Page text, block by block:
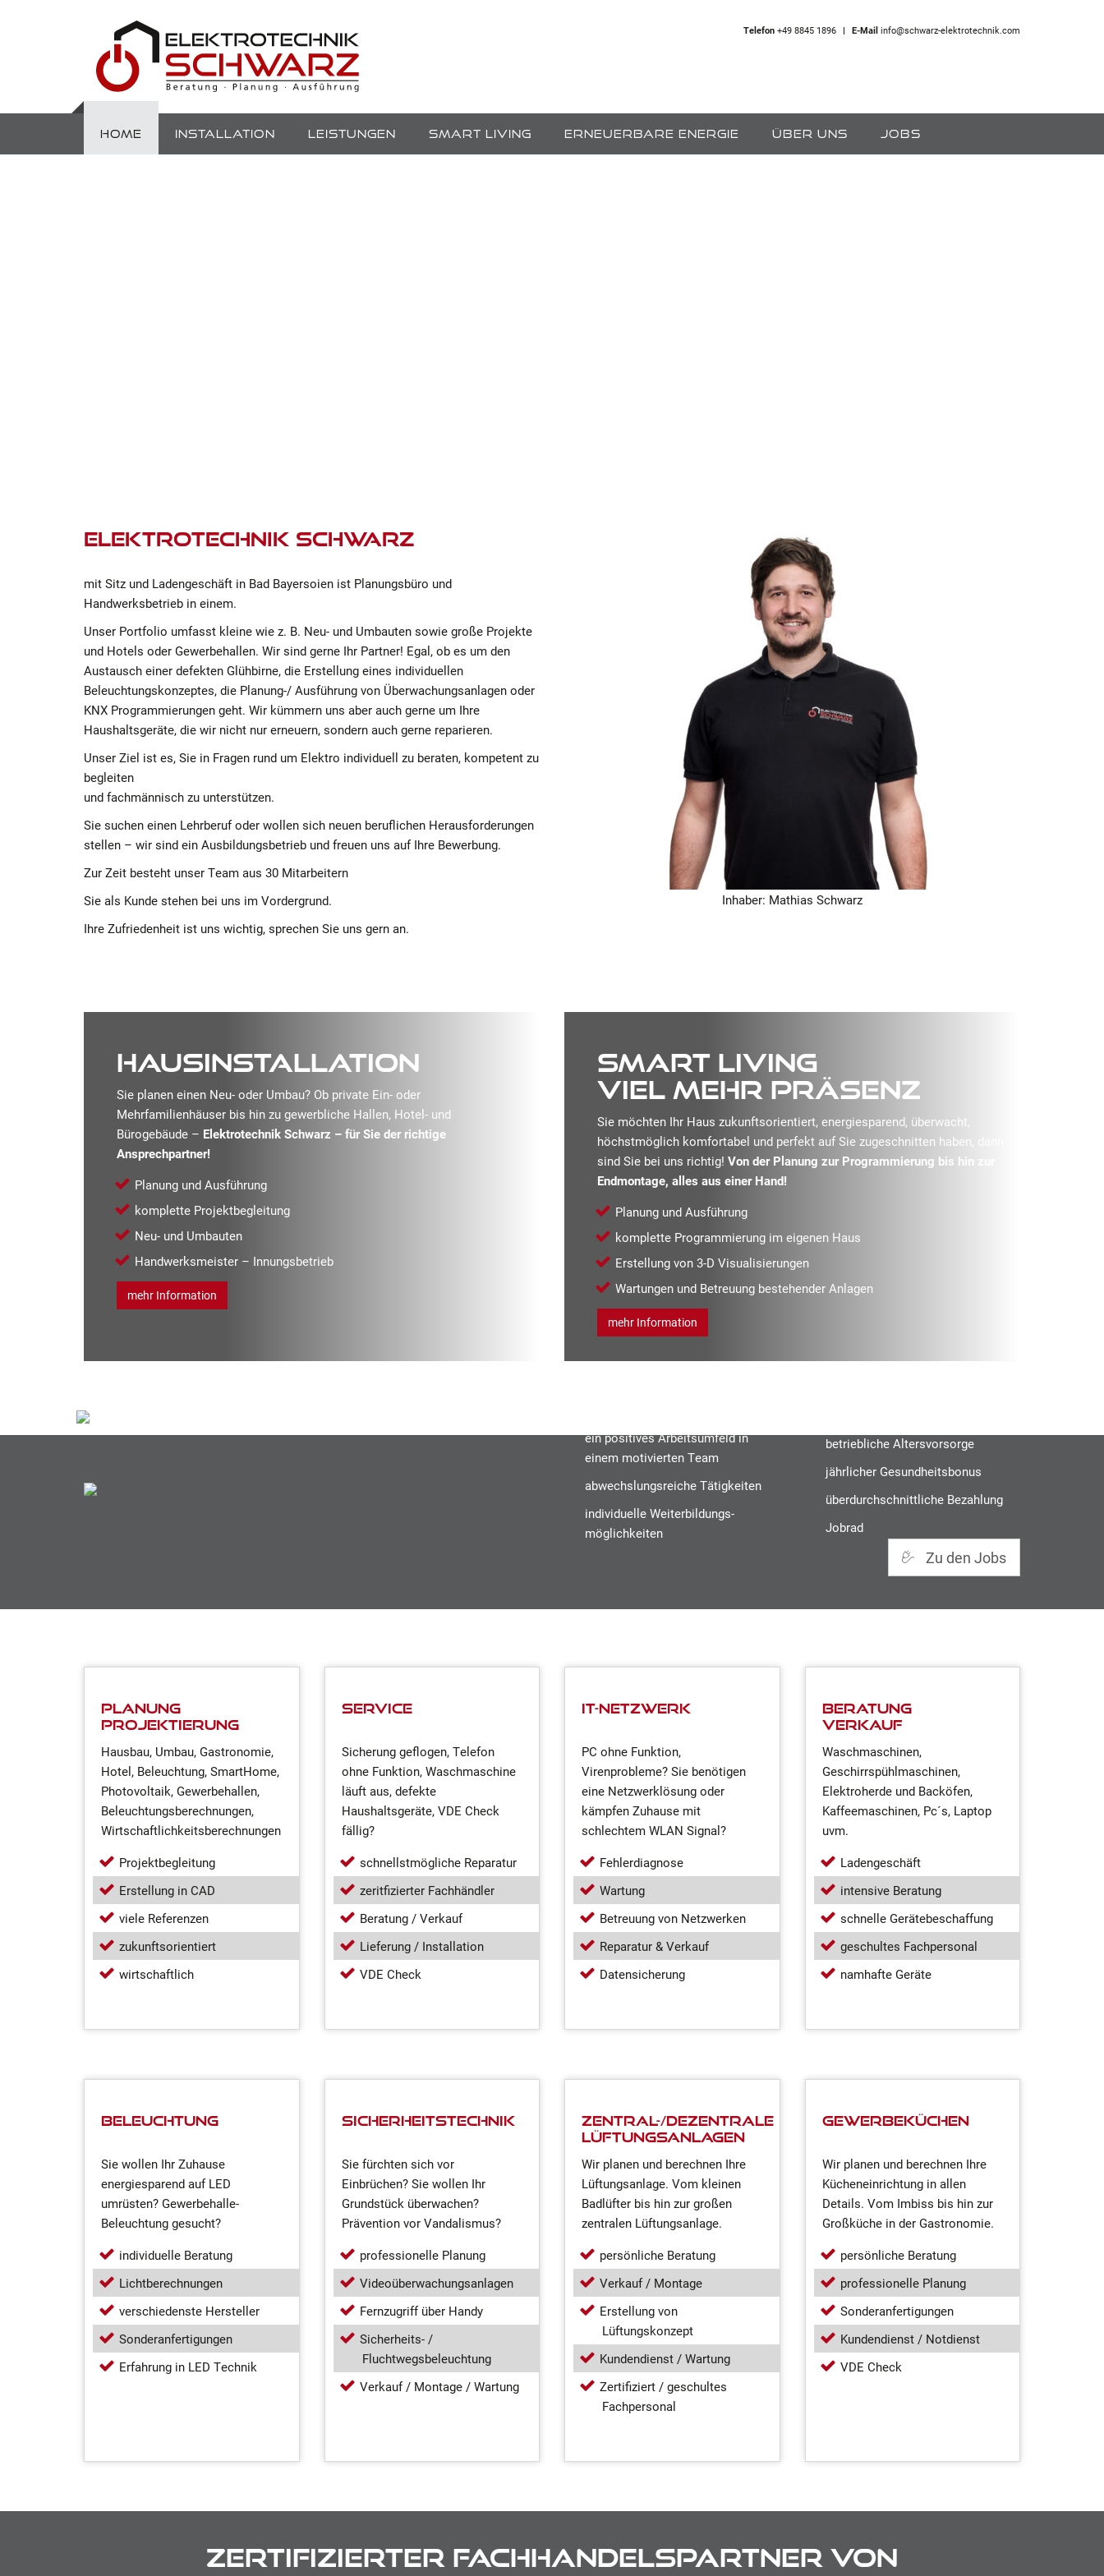
Telefon +49 8845 1896 E-Mail info@schwarz-elektrotechnik.com
HOME INSTALLATION LEISTUNGEN SMART LIVING ERNEUERBARE ENERGIE ÜBER UNS JOBS
Elektrotechnik Schwarz
mit Sitz und Ladengeschäft in Bad Bayersoien ist Planungsbüro und
Handwerksbetrieb in einem.
Unser Portfolio umfasst kleine wie z. B. Neu- und Umbauten sowie große Projekte
und Hotels oder Gewerbehallen. Wir sind gerne Ihr Partner! Egal, ob es um den
Austausch einer defekten Glühbirne, die Erstellung eines individuellen
Beleuchtungskonzeptes, die Planung-/ Ausführung von Überwachungsanlagen oder
KNX Programmierungen geht. Wir kümmern uns aber auch gerne um Ihre
Haushaltsgeräte, die wir nicht nur erneuern, sondern auch gerne reparieren.
Unser Ziel ist es, Sie in Fragen rund um Elektro individuell zu beraten, kompetent zu
begleiten
und fachmännisch zu unterstützen.
Sie suchen einen Lehrberuf oder wollen sich neuen beruflichen Herausforderungen
stellen – wir sind ein Ausbildungsbetrieb und freuen uns auf Ihre Bewerbung.
Zur Zeit besteht unser Team aus 30 Mitarbeitern
Sie als Kunde stehen bei uns im Vordergrund.
Ihre Zufriedenheit ist uns wichtig, sprechen Sie uns gern an.
Inhaber: Mathias Schwarz
HAUSINSTALLATION
Sie planen einen Neu- oder Umbau? Ob private Ein- oder
Mehrfamilienhäuser bis hin zu gewerbliche Hallen, Hotel- und
Bürogebäude – Elektrotechnik Schwarz – für Sie der richtige
Ansprechpartner!
Planung und Ausführung
komplette Projektbegleitung
Neu- und Umbauten
Handwerksmeister – Innungsbetrieb
mehr Information
SMART LIVING
viel mehr Präsenz
Sie möchten Ihr Haus zukunftsorientiert, energiesparend, überwacht,
höchstmöglich komfortabel und perfekt auf Sie zugeschnitten haben, dann
sind Sie bei uns richtig! Von der Planung zur Programmierung bis hin zur
Endmontage, alles aus einer Hand!
Planung und Ausführung
komplette Programmierung im eigenen Haus
Erstellung von 3-D Visualisierungen
Wartungen und Betreuung bestehender Anlagen
mehr Information
ein positives Arbeitsumfeld in
einem motivierten Team
abwechslungsreiche Tätigkeiten
individuelle Weiterbildungs-
möglichkeiten
betriebliche Altersvorsorge
jährlicher Gesundheitsbonus
überdurchschnittliche Bezahlung
Jobrad
Zu den Jobs
Planung
Projektierung
Hausbau, Umbau, Gastronomie,
Hotel, Beleuchtung, SmartHome,
Photovoltaik, Gewerbehallen,
Beleuchtungsberechnungen,
Wirtschaftlichkeitsberechnungen
Projektbegleitung
Erstellung in CAD
viele Referenzen
zukunftsorientiert
wirtschaftlich
Service
Sicherung geflogen, Telefon
ohne Funktion, Waschmaschine
läuft aus, defekte
Haushaltsgeräte, VDE Check
fällig?
schnellstmögliche Reparatur
zeritfizierter Fachhändler
Beratung / Verkauf
Lieferung / Installation
VDE Check
IT-Netzwerk
PC ohne Funktion,
Virenprobleme? Sie benötigen
eine Netzwerklösung oder
kämpfen Zuhause mit
schlechtem WLAN Signal?
Fehlerdiagnose
Wartung
Betreuung von Netzwerken
Reparatur & Verkauf
Datensicherung
Beratung
Verkauf
Waschmaschinen,
Geschirrspühlmaschinen,
Elektroherde und Backöfen,
Kaffeemaschinen, Pc´s, Laptop
uvm.
Ladengeschäft
intensive Beratung
schnelle Gerätebeschaffung
geschultes Fachpersonal
namhafte Geräte
Beleuchtung
Sie wollen Ihr Zuhause
energiesparend auf LED
umrüsten? Gewerbehalle-
Beleuchtung gesucht?
individuelle Beratung
Lichtberechnungen
verschiedenste Hersteller
Sonderanfertigungen
Erfahrung in LED Technik
Sicherheitstechnik
Sie fürchten sich vor
Einbrüchen? Sie wollen Ihr
Grundstück überwachen?
Prävention vor Vandalismus?
professionelle Planung
Videoüberwachungsanlagen
Fernzugriff über Handy
Sicherheits- /
Fluchtwegsbeleuchtung
Verkauf / Montage / Wartung
Zentral-/Dezentrale
Lüftungsanlagen
Wir planen und berechnen Ihre
Lüftungsanlage. Vom kleinen
Badlüfter bis hin zur großen
zentralen Lüftungsanlage.
persönliche Beratung
Verkauf / Montage
Erstellung von
Lüftungskonzept
Kundendienst / Wartung
Zertifiziert / geschultes
Fachpersonal
Gewerbeküchen
Wir planen und berechnen Ihre
Kücheneinrichtung in allen
Details. Vom Imbiss bis hin zur
Großküche in der Gastronomie.
persönliche Beratung
professionelle Planung
Sonderanfertigungen
Kundendienst / Notdienst
VDE Check
Zertifizierter Fachhandelspartner von